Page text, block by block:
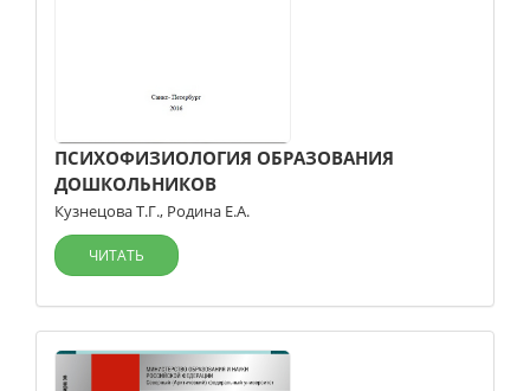
ПСИХОФИЗИОЛОГИЯ ОБРАЗОВАНИЯ
ДОШКОЛЬНИКОВ
Кузнецова Т.Г., Родина Е.А.
ЧИТАТЬ